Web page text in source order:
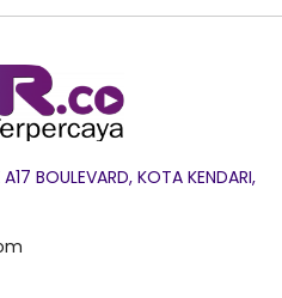
BOULEVARD, KOTA KENDARI,